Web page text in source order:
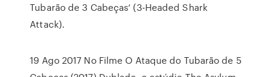
Tubarão de 3 Cabeças‘ (3-Headed Shark
Attack).
19 Ago 2017 No Filme O Ataque do Tubarão de 5